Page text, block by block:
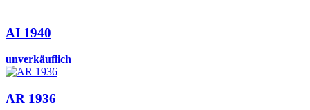
AI 1940
unverkäuflich
AR 1936